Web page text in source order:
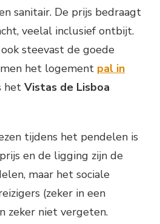
sanitair. De prijs bedraagt
veelal inclusief ontbijt.
steevast de goede
het logement pal in
het Vistas de Lisboa
tijdens het pendelen is
en de ligging zijn de
maar het sociale
(zeker in een
zeker niet vergeten.